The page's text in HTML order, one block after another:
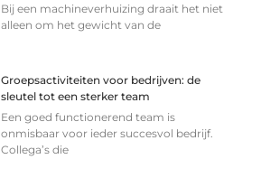
Bij een machineverhuizing draait het niet
alleen om het gewicht van de
Groepsactiviteiten voor bedrijven: de
sleutel tot een sterker team
Een goed functionerend team is
onmisbaar voor ieder succesvol bedrijf.
Collega’s die